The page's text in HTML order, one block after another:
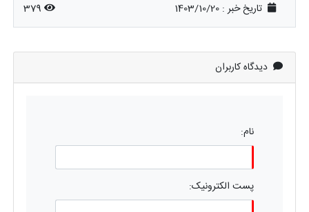
تاریخ خبر : 1403/10/20 379
دیدگاه کاربران
نام:
پست الکترونیک: